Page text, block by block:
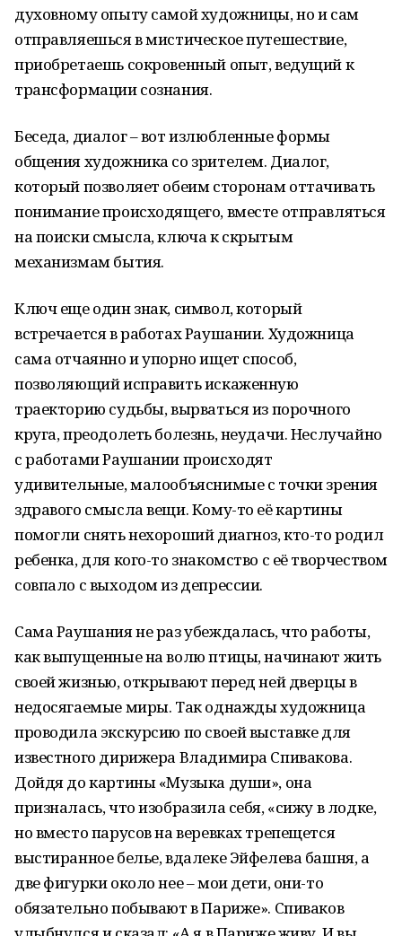
духовному опыту самой художницы, но и сам
отправляешься в мистическое путешествие,
приобретаешь сокровенный опыт, ведущий к
трансформации сознания.
Беседа, диалог – вот излюбленные формы
общения художника со зрителем. Диалог,
который позволяет обеим сторонам оттачивать
понимание происходящего, вместе отправляться
на поиски смысла, ключа к скрытым
механизмам бытия.
Ключ еще один знак, символ, который
встречается в работах Раушании. Художница
сама отчаянно и упорно ищет способ,
позволяющий исправить искаженную
траекторию судьбы, вырваться из порочного
круга, преодолеть болезнь, неудачи. Неслучайно
с работами Раушании происходят
удивительные, малообъяснимые с точки зрения
здравого смысла вещи. Кому-то её картины
помогли снять нехороший диагноз, кто-то родил
ребенка, для кого-то знакомство с её творчеством
совпало с выходом из депрессии.
Сама Раушания не раз убеждалась, что работы,
как выпущенные на волю птицы, начинают жить
своей жизнью, открывают перед ней дверцы в
недосягаемые миры. Так однажды художница
проводила экскурсию по своей выставке для
известного дирижера Владимира Спивакова.
Дойдя до картины «Музыка души», она
призналась, что изобразила себя, «сижу в лодке,
но вместо парусов на веревках трепещется
выстиранное белье, вдалеке Эйфелева башня, а
две фигурки около нее – мои дети, они-то
обязательно побывают в Париже». Спиваков